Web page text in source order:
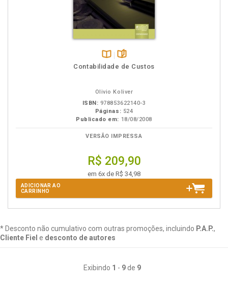
Disponível
páginas
Contabilidade de Custos
Olivio Koliver
ISBN: 978853622140-3
Páginas: 524
Publicado em: 18/08/2008
VERSÃO IMPRESSA
R$ 209,90
em 6x de R$ 34,98
ADICIONAR AO
CARRINHO
* Desconto não cumulativo com outras promoções, incluindo P.A.P.,
Cliente Fiel e desconto de autores
Exibindo 1 - 9de 9